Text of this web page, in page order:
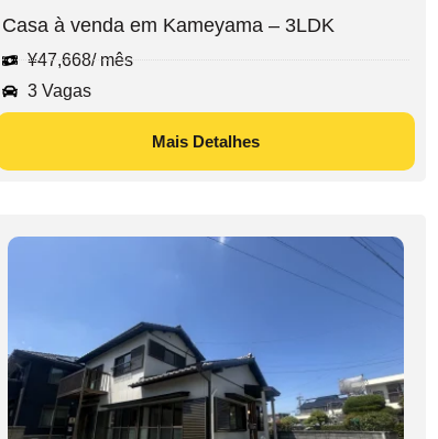
Casa à venda em Kameyama – 3LDK
¥47,668/ mês
3 Vagas
Mais Detalhes